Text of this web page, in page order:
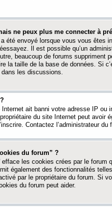
ne peux plus me connecter à
été envoyé lorsque vous vous êtes
Il est possible qu’un
beaucoup de forums suppriment
la taille de la base de données. Si
les discussions.
ait banni votre adresse IP ou
du site Internet peut avoir
Contactez l’administrateur du
du forum” ?
efface les cookies crées par le forum
également des fonctionnalités
par le propriétaire du forum. Si
du forum peut aider.